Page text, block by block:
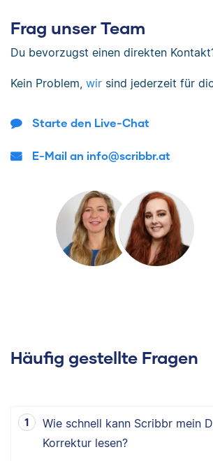
Frag unser Team
Du bevorzugst einen direkten
Kein Problem, wir sind jederzeit für
Starte den Live-Chat
E-Mail an info@scribbr.at
Häufig gestellte Fragen
Wie schnell kann Scribbr mein
Korrektur lesen?